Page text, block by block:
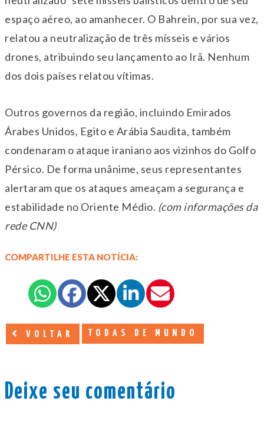
espaço aéreo, ao amanhecer. O Bahrein, por sua vez,
relatou a neutralização de três mísseis e vários
drones, atribuindo seu lançamento ao Irã. Nenhum
dos dois países relatou vítimas.
Outros governos da região, incluindo Emirados
Árabes Unidos, Egito e Arábia Saudita, também
condenaram o ataque iraniano aos vizinhos do Golfo
Pérsico. De forma unânime, seus representantes
alertaram que os ataques ameaçam a segurança e
estabilidade no Oriente Médio. (com informações da
rede CNN)
COMPARTILHE ESTA NOTÍCIA:
VOLTAR TODAS DE MUNDO
Deixe seu comentário